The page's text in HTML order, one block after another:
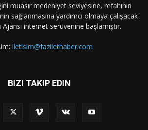
muasır medeniyet seviyesine, refahının
sağlanmasına yardımcı olmaya çalışacak
internet serüvenine başlamıştır.
iletisim@fazilethaber.com
BIZI TAKIP EDIN